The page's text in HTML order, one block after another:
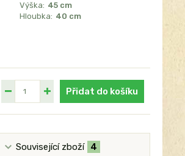
Výška: 45 cm
Hloubka: 40 cm
Přidat do košíku
Související zboží 4